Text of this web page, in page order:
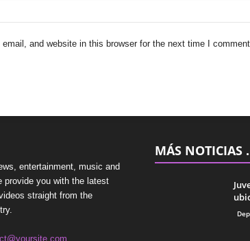
and website in this browser for the next time I
entertainment, music and
provide you with the latest
straight from the
MÁS NOTICIAS